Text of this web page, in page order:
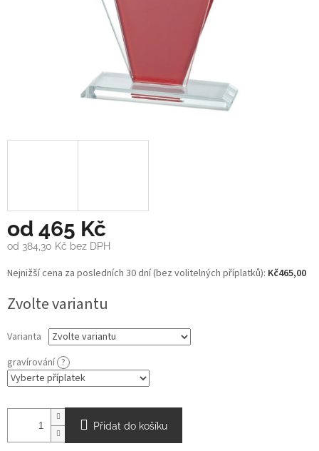
od 465 Kč
od 384,30 Kč bez DPH
Měrná
cena:
Nejnižší cena za posledních 30 dní (bez volitelných příplatků): Kč465,00
Zvolte variantu
Varianta
gravírování ?
Přidat do košíku